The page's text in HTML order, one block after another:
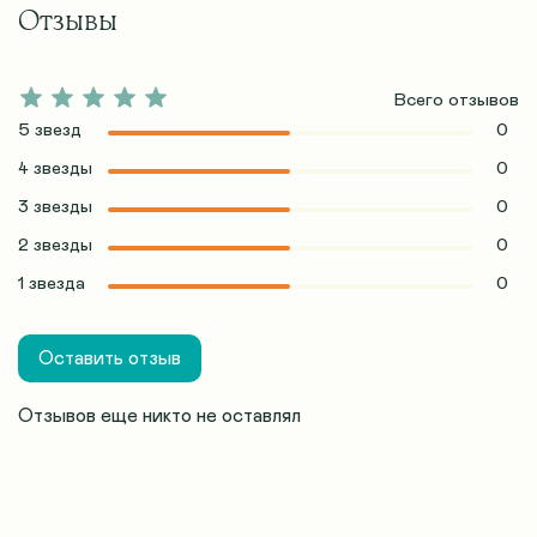
Отзывы
Отзывов еще никто не оставлял
Всего отзывов
5 звезд
0
4 звезды 0
3 звезды 0
2 звезды 0
1 звезда 0
Оставить отзыв